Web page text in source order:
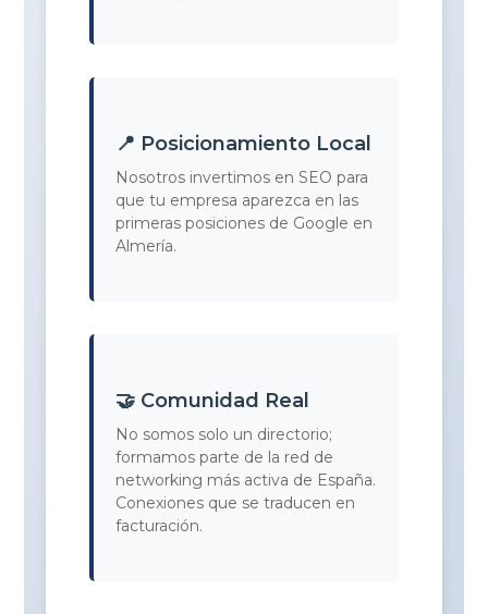
📍 Posicionamiento Local
Nosotros invertimos en SEO para
que tu empresa aparezca en las
primeras posiciones de Google en
Almería.
🤝 Comunidad Real
No somos solo un directorio;
formamos parte de la red de
networking más activa de España.
Conexiones que se traducen en
facturación.